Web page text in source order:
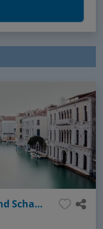
Venedig – Das Spiel mit Licht und Schatten